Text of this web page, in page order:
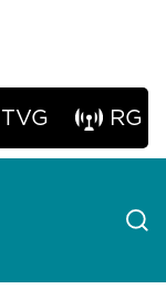
TVG RG